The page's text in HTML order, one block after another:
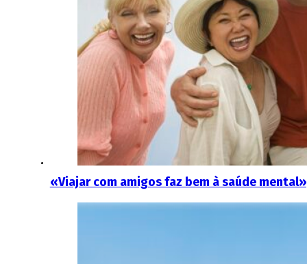
«Viajar com amigos faz bem à saúde